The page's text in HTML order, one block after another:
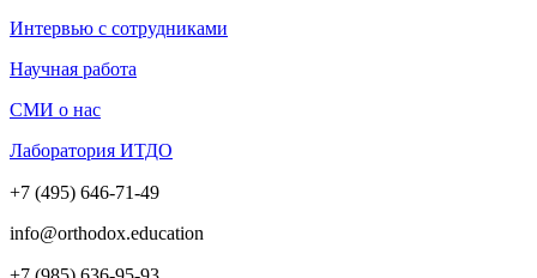
Интервью с сотрудниками
Научная работа
СМИ о нас
Лаборатория ИТДО
+7 (495) 646-71-49
info@orthodox.education